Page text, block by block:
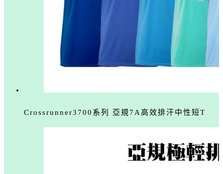
Crossrunner3700系列 亞規7A高效排汗中性短T